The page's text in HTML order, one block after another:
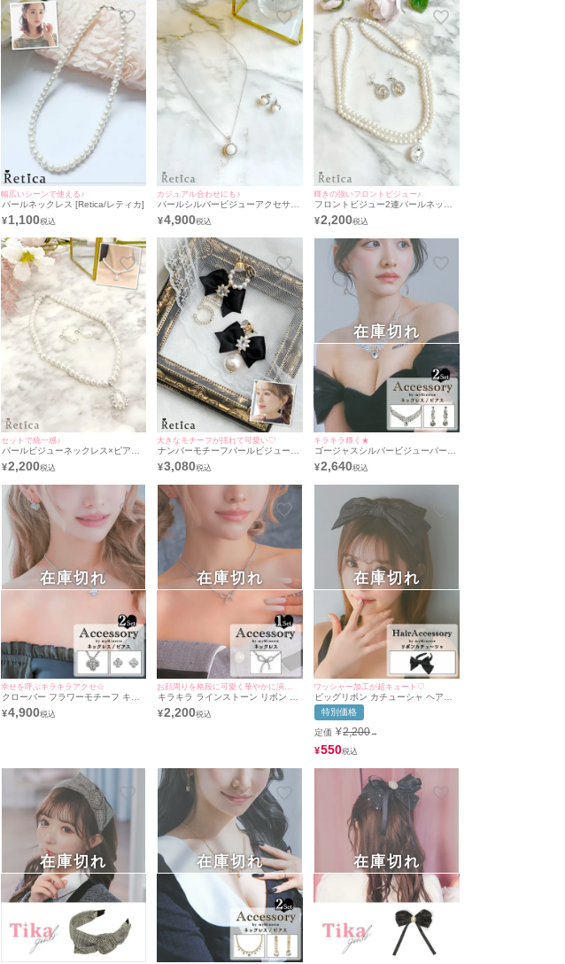
幅広いシーンで使える♪
パールネックレス [Retica/レティカ]
¥ 1,100
カジュアル合わせにも♪
パールシルバービジューアクセサリ
ー2点セット [ネックレス＋ピアス]
[Retica/レティカ]
¥4,900
輝きの強いフロントビジュー♪
フロントビジュー2連パールネック
レス×ピアスアクセサリー2点セット
[ネックレス＋ピアス] [Retica/レテ
¥2,200
セットで統一感♪
パールビジューネックレス×ピアス
アクセサリー2点セット [ネックレス
＋ピアス] [Retica/レティカ]
¥2,200
大きなモチーフが揺れて可愛い♡
ナンバーモチーフパールビジューア
シメリボンピアスアクセサリー
¥3,080
キラキラ輝く★
ゴージャスシルバービジューバース
デーアクセサリー2点セット [バース
デーネックレス＋バースデーピア
¥2,640
在庫切れ
幸せを呼ぶキラキラアクセ☆
クローバー フラワーモチーフ キラ
キラビジュー アクセサリー 2点セッ
ト [ネックレス＋ピアス]
¥4,900
在庫切れ
キラキラ ラインストーン リボン ア
クセサリー ネックレス
¥2,200
在庫切れ
ワッシャー加工が超キュート♡
ビッグリボン カチューシャ ヘアア
クセサリー
特別価格
定価 ¥2,200→
¥550
在庫切れ
在庫切れ 在庫切れ 在庫切れ